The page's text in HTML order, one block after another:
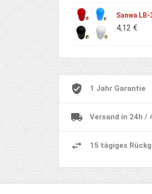
Sanwa
4,12 €
1 Jahr Garantie
Versand in 24h /
15 tägiges